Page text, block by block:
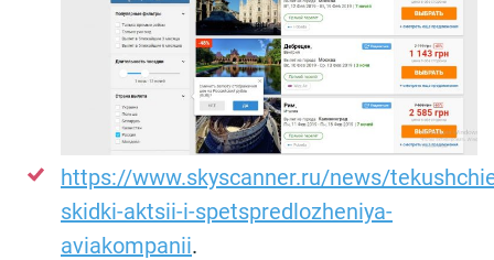
https://www.skyscanner.ru/news/
skidki-aktsii-i-spetspredlozheniya-
aviakompanii.